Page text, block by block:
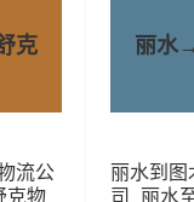
克
流公
克物
丽水
丽水到图
司_丽水